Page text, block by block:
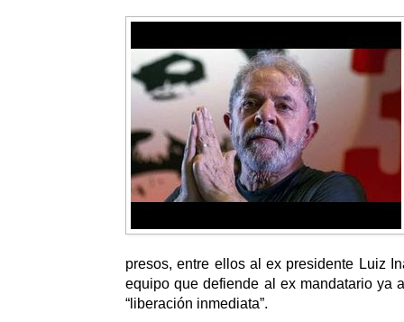
presos, entre ellos al ex presidente Luiz
equipo que defiende al ex mandatario ya
“liberación inmediata”.